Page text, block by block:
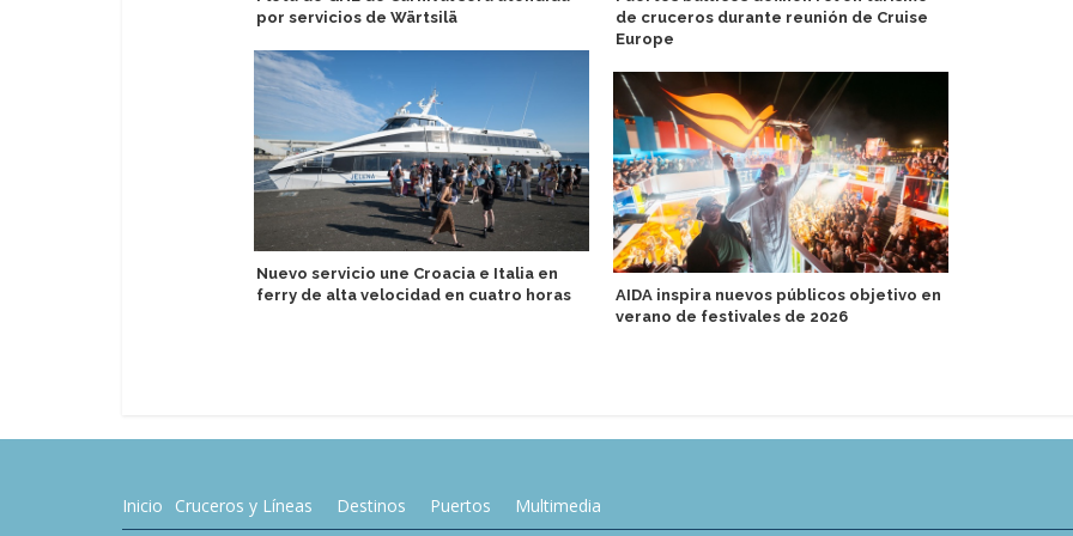
por servicios de Wärtsilä
Nuevo servicio une Croacia e Italia en
ferry de alta velocidad en cuatro horas
de cruceros durante reunión de Cruise
Europe
AIDA inspira nuevos públicos objetivo en
verano de festivales de 2026
Inicio Cruceros y Líneas Destinos Puertos Multimedia